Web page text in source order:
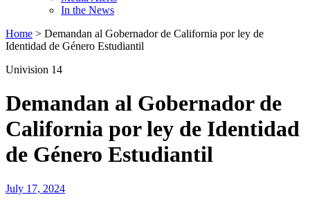
In the News
Home > Demandan al Gobernador de California por ley de
Identidad de Género Estudiantil
Univision 14
Demandan al Gobernador de
California por ley de Identidad
de Género Estudiantil
July 17, 2024